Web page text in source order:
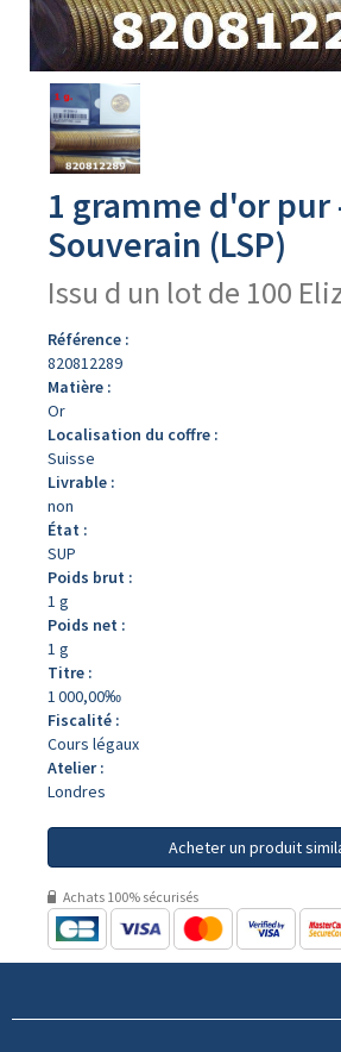
Avers
produit
1 gramme d'or pur
Souverain (LSP)
Issu d un lot de 100
Référence :
820812289
Matière :
Or
Localisation du coffre :
Suisse
Livrable :
non
État :
SUP
Poids brut :
1 g
Poids net :
1 g
Titre :
1 000,00‰
Fiscalité :
Cours légaux
Atelier :
Londres
Acheter un produit
Achats 100% sécurisés